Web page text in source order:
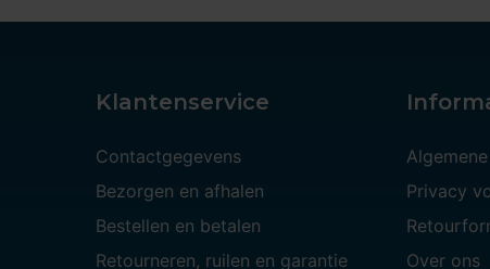
Klantenservice
Contactgegevens
Bezorgen en afhalen
Bestellen en betalen
Retourneren, ruilen en garantie
Privacy
Over ons